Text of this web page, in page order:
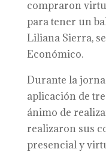
compraron
para tener un
Liliana Sierra,
Económico.
Durante la
aplicación de
ánimo de
realizaron sus
presencial y